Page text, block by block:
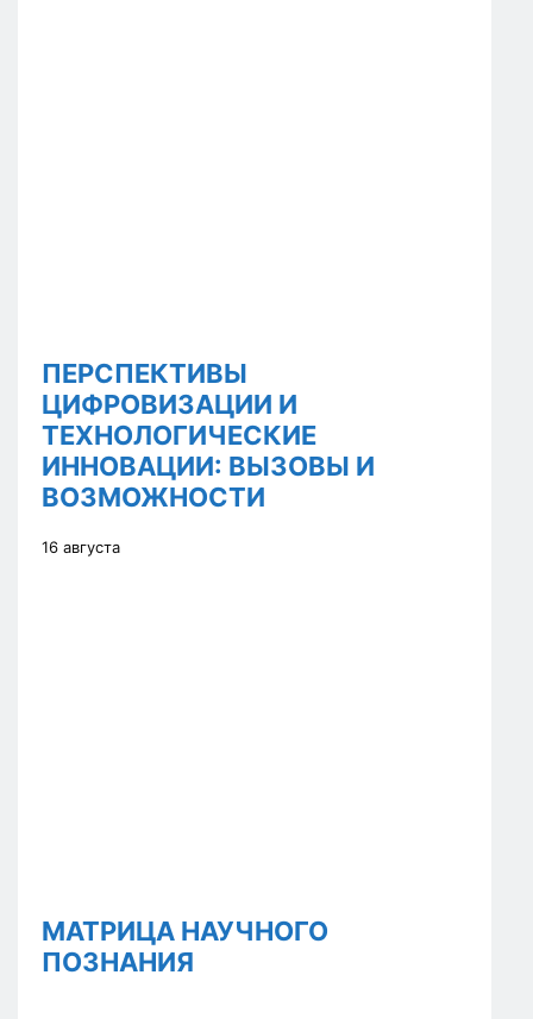
ПЕРСПЕКТИВЫ
ЦИФРОВИЗАЦИИ И
ТЕХНОЛОГИЧЕСКИЕ
ИННОВАЦИИ: ВЫЗОВЫ И
ВОЗМОЖНОСТИ
16 августа
МАТРИЦА НАУЧНОГО
ПОЗНАНИЯ